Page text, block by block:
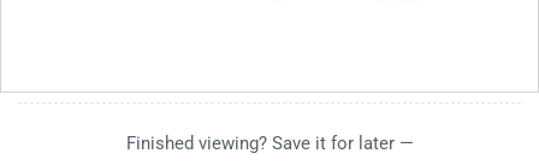
Finished viewing? Save it for later —